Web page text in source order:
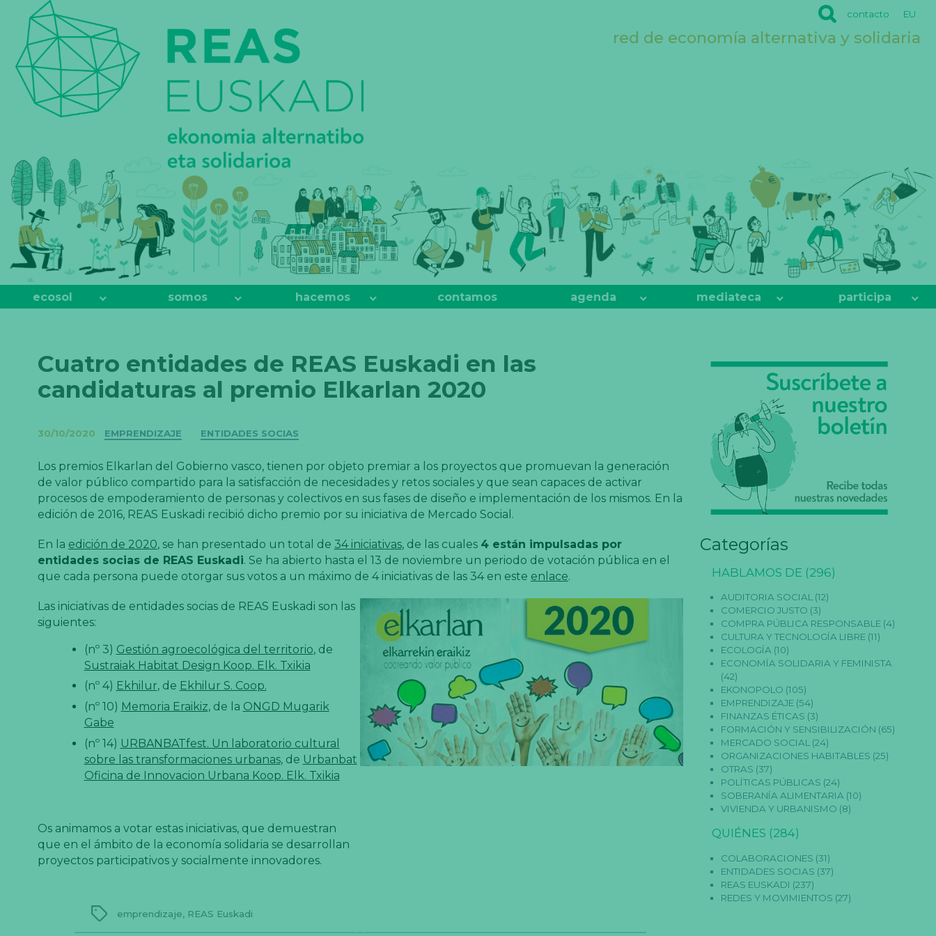
REAS
EUSKADI
contacto EU
red de economía alternativa y solidaria
ecosol somos hacemos contamos agenda mediateca participa
Cuatro entidades de REAS Euskadi en las
candidaturas al premio Elkarlan 2020
30/10/2020 Categorías
EMPRENDIZAJE ENTIDADES SOCIAS
Los premios Elkarlan del Gobierno vasco, tienen por objeto premiar a los proyectos que promuevan la generación
de valor público compartido para la satisfacción de necesidades y retos sociales y que sean capaces de activar
procesos de empoderamiento de personas y colectivos en sus fases de diseño e implementación de los mismos. En la
edición de 2016, REAS Euskadi recibió dicho premio por su iniciativa de Mercado Social.
En la edición de 2020, se han presentado un total de 34 iniciativas, de las cuales 4 están impulsadas por
entidades socias de REAS Euskadi. Se ha abierto hasta el 13 de noviembre un periodo de votación pública en el
que cada persona puede otorgar sus votos a un máximo de 4 iniciativas de las 34 en este enlace.
Las iniciativas de entidades socias de REAS Euskadi son las
siguientes:
(nº 3) Gestión agroecológica del territorio, de
Sustraiak Habitat Design Koop. Elk. Txikia
(nº 4) Ekhilur, de Ekhilur S. Coop.
(nº 10) Memoria Eraikiz, de la ONGD Mugarik
Gabe
(nº 14) URBANBATfest. Un laboratorio cultural
sobre las transformaciones urbanas, de Urbanbat
Oficina de Innovacion Urbana Koop. Elk. Txikia
Os animamos a votar estas iniciativas, que demuestran
que en el ámbito de la economía solidaria se desarrollan
proyectos participativos y socialmente innovadores.
Etiquetasemprendizaje, REAS Euskadi
Categorías
HABLAMOS DE (296)
AUDITORIA SOCIAL (12)
COMERCIO JUSTO (3)
COMPRA PÚBLICA RESPONSABLE (4)
CULTURA Y TECNOLOGÍA LIBRE (11)
ECOLOGÍA (10)
ECONOMÍA SOLIDARIA Y FEMINISTA
(42)
EKONOPOLO (105)
EMPRENDIZAJE (54)
FINANZAS ÉTICAS (3)
FORMACIÓN Y SENSIBILIZACIÓN (65)
MERCADO SOCIAL (24)
ORGANIZACIONES HABITABLES (25)
OTRAS (37)
POLÍTICAS PÚBLICAS (24)
SOBERANÍA ALIMENTARIA (10)
VIVIENDA Y URBANISMO (8)
QUIÉNES (284)
COLABORACIONES (31)
ENTIDADES SOCIAS (37)
REAS EUSKADI (237)
REDES Y MOVIMIENTOS (27)